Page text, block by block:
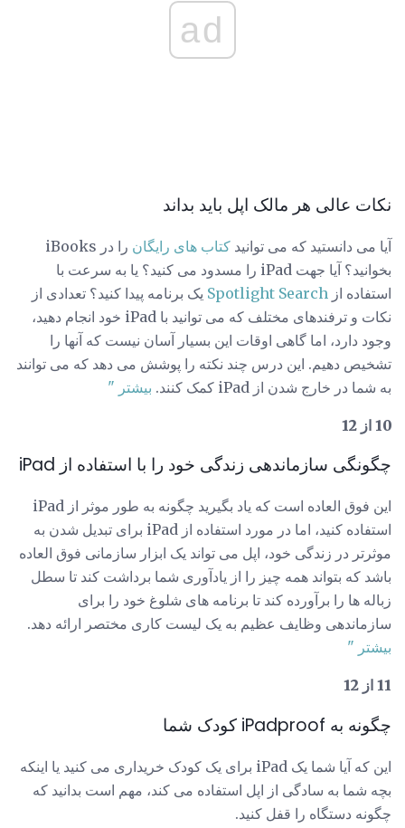
ad
نکات عالی هر مالک اپل باید بداند
آیا می دانستید که می توانید کتاب های رایگان
را در iBooks
بخوانید؟ آیا جهت iPad را مسدود می کنید؟ یا به سرعت با
استفاده از Spotlight Search یک برنامه پیدا کنید؟ تعدادی از
نکات و ترفندهای مختلف که می توانید با iPad خود انجام دهید،
وجود دارد، اما گاهی اوقات این بسیار آسان نیست که آنها را
تشخیص دهیم. این درس چند نکته را پوشش می دهد که می توانند
به شما در خارج شدن از iPad کمک کنند.
بیشتر "
10 از 12
چگونگی سازماندهی زندگی خود را با استفاده از iPad
این فوق العاده است که یاد بگیرید چگونه به طور موثر از iPad
استفاده کنید، اما در مورد استفاده از iPad برای تبدیل شدن به
موثرتر در زندگی خود، اپل می تواند یک ابزار سازمانی فوق العاده
باشد که بتواند همه چیز را از یادآوری شما برداشت کند تا سطل
زباله ها را برآورده کند تا برنامه های شلوغ خود را برای
سازماندهی وظایف عظیم به یک لیست کاری مختصر ارائه دهد.
بیشتر "
11 از 12
چگونه به iPadproof کودک شما
این که آیا شما یک iPad برای یک کودک خریداری می کنید یا اینکه
بچه شما به سادگی از اپل استفاده می کند، مهم است بدانید که
چگونه دستگاه را قفل کنید.